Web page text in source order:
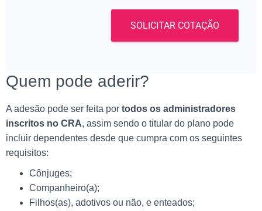
SOLICITAR COTAÇÃO
Quem pode aderir?
A adesão pode ser feita por todos os administradores
inscritos no CRA, assim sendo o titular do plano pode
incluir dependentes desde que cumpra com os seguintes
requisitos:
Cônjuges;
Companheiro(a);
Filhos(as), adotivos ou não, e enteados;